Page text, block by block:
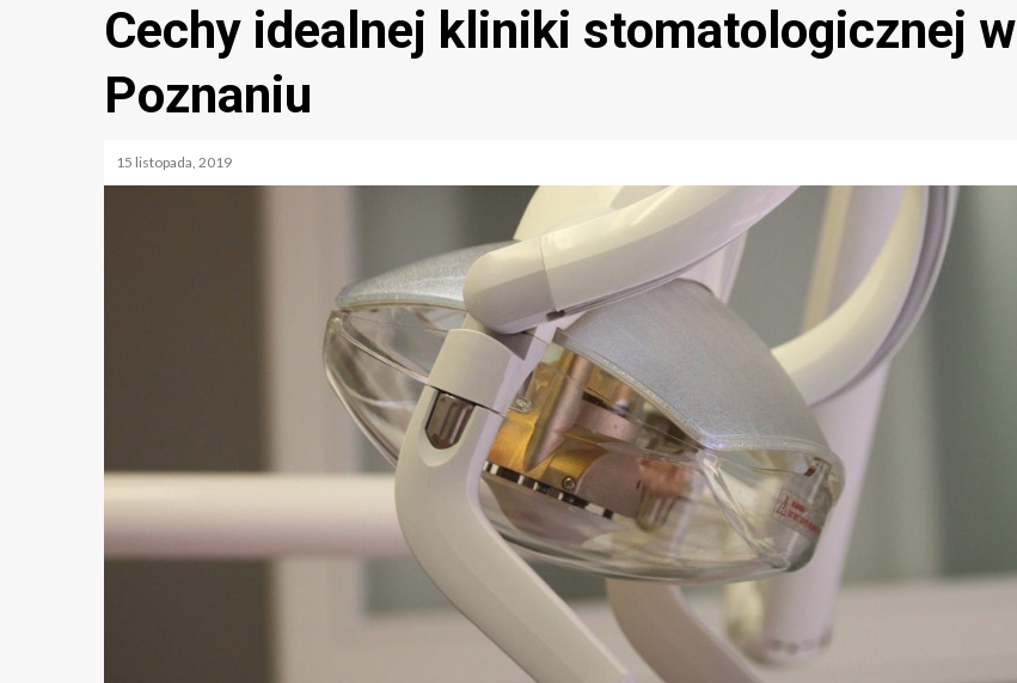
Cechy idealnej kliniki stomatologicznej w
Poznaniu
15 listopada, 2019